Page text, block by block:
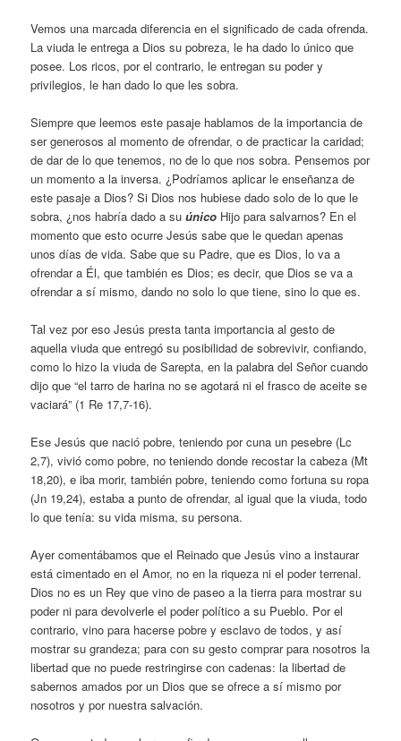
Vemos una marcada diferencia en el significado de cada ofrenda.
La viuda le entrega a Dios su pobreza, le ha dado lo único que
posee. Los ricos, por el contrario, le entregan su poder y
privilegios, le han dado lo que les sobra.
Siempre que leemos este pasaje hablamos de la importancia de
ser generosos al momento de ofrendar, o de practicar la caridad;
de dar de lo que tenemos, no de lo que nos sobra. Pensemos por
un momento a la inversa. ¿Podríamos aplicar le enseñanza de
este pasaje a Dios? Si Dios nos hubiese dado solo de lo que le
sobra, ¿nos habría dado a suúnico Hijo para salvarnos? En el
momento que esto ocurre Jesús sabe que le quedan apenas
unos días de vida. Sabe que su Padre, que es Dios, lo va a
ofrendar a Él, que también es Dios; es decir, que Dios se va a
ofrendar a sí mismo, dando no solo lo que tiene, sino lo que es.
Tal vez por eso Jesús presta tanta importancia al gesto de
aquella viuda que entregó su posibilidad de sobrevivir, confiando,
como lo hizo la viuda de Sarepta, en la palabra del Señor cuando
dijo que “el tarro de harina no se agotará ni el frasco de aceite se
vaciará” (1 Re 17,7-16).
Ese Jesús que nació pobre, teniendo por cuna un pesebre (Lc
2,7), vivió como pobre, no teniendo donde recostar la cabeza (Mt
18,20), e iba morir, también pobre, teniendo como fortuna su ropa
(Jn 19,24), estaba a punto de ofrendar, al igual que la viuda, todo
lo que tenía: su vida misma, su persona.
Ayer comentábamos que el Reinado que Jesús vino a instaurar
está cimentado en el Amor, no en la riqueza ni el poder terrenal.
Dios no es un Rey que vino de paseo a la tierra para mostrar su
poder ni para devolverle el poder político a su Pueblo. Por el
contrario, vino para hacerse pobre y esclavo de todos, y así
mostrar su grandeza; para con su gesto comprar para nosotros la
libertad que no puede restringirse con cadenas: la libertad de
sabernos amados por un Dios que se ofrece a sí mismo por
nosotros y por nuestra salvación.